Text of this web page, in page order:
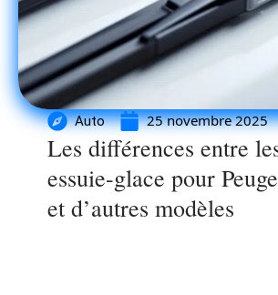
Auto 25 novembre 2025
Les différences entre
essuie-glace pour
et d’autres modèles